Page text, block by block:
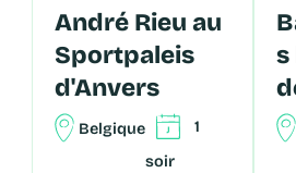
André Rieu au
Sportpaleis
d'Anvers
Belgique
1
soir
BarceloneSou